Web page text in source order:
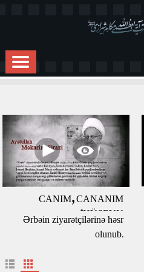
CANIM, CANANIM
HÜSEYN!
Ərbəin ziyarətçilərinə həsr
olunub.